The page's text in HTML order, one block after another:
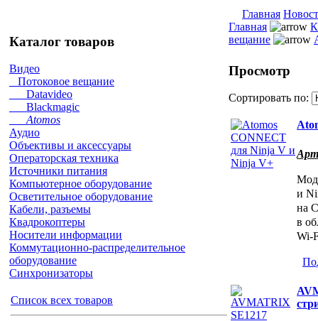
Главная
Каталог товаров
Видео
Потоковое вещание
Datavideo
Blackmagic
Atomos
Аудио
Объективы и аксессуары
Операторская техника
Источники питания
Компьютерное оборудование
Осветительное оборудование
Кабели, разъемы
Квадрокоптеры
Носители информации
Коммутационно-распределительное
оборудование
Синхронизаторы
Список всех товаров
Главная
вещание
Просмотр
Сортировать по:
и
на
в
Wi-